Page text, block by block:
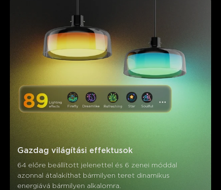
Gazdag világítási effektusok
64 előre beállított jelenettel és 6 zenei móddal
azonnal átalakíthat bármilyen teret dinamikus
energiává bármilyen alkalomra.